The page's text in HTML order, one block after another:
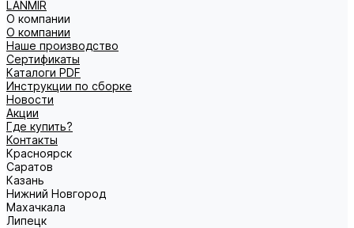
LANMIR
О компании
О компании
Наше производство
Сертификаты
Каталоги PDF
Инструкции по сборке
Новости
Акции
Где купить?
Контакты
Красноярск
Саратов
Казань
Нижний Новгород
Махачкала
Липецк